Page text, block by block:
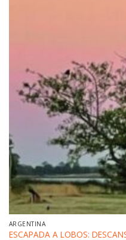
ARGENTINA
ESCAPADA A LOBOS: